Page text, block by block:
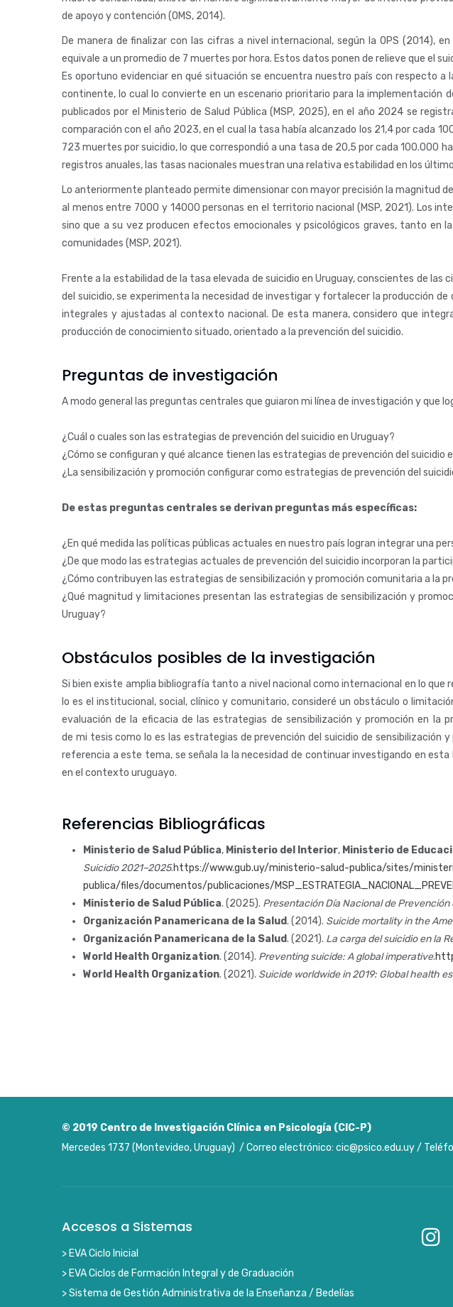
de apoyo y contención (OMS, 2014).
De manera de finalizar con las cifras a nivel internacional, según la OPS (2014),
equivale a un promedio de 7 muertes por hora. Estos datos ponen de relieve que el
Es oportuno evidenciar en qué situación se encuentra nuestro país con respecto a
continente, lo cual lo convierte en un escenario prioritario para la implementación
publicados por el Ministerio de Salud Pública (MSP, 2025), en el año 2024 se
comparación con el año 2023, en el cual la tasa había alcanzado los 21,4 por cada
723 muertes por suicidio, lo que correspondió a una tasa de 20,5 por cada 100.000
registros anuales, las tasas nacionales muestran una relativa estabilidad en los
Lo anteriormente planteado permite dimensionar con mayor precisión la magnitud
al menos entre 7000 y 14000 personas en el territorio nacional (MSP, 2021). Los
sino que a su vez producen efectos emocionales y psicológicos graves, tanto en
comunidades (MSP, 2021).
Frente a la estabilidad de la tasa elevada de suicidio en Uruguay, conscientes de
del suicidio, se experimenta la necesidad de investigar y fortalecer la producción
integrales y ajustadas al contexto nacional. De esta manera, considero que
producción de conocimiento situado, orientado a la prevención del suicidio.
Preguntas de investigación
A modo general las preguntas centrales que guiaron mi línea de investigación y
¿Cuál o cuales son las estrategias de prevención del suicidio en Uruguay?
¿Cómo se configuran y qué alcance tienen las estrategias de prevención del
¿La sensibilización y promoción configurar como estrategias de prevención del
De estas preguntas centrales se derivan preguntas más específicas:
¿En qué medida las políticas públicas actuales en nuestro país logran integrar una
¿De que modo las estrategias actuales de prevención del suicidio incorporan la
¿Cómo contribuyen las estrategias de sensibilización y promoción comunitaria a la
¿Qué magnitud y limitaciones presentan las estrategias de sensibilización y
Uruguay?
Obstáculos posibles de la investigación
Si bien existe amplia bibliografía tanto a nivel nacional como internacional en lo
lo es el institucional, social, clínico y comunitario, consideré un obstáculo o
evaluación de la eficacia de las estrategias de sensibilización y promoción en la
de mi tesis como lo es las estrategias de prevención del suicidio de sensibilización
referencia a este tema, se señala la la necesidad de continuar investigando en
en el contexto uruguayo.
Referencias Bibliográficas
Ministerio de Salud Pública, Ministerio del Interior, Ministerio de
Suicidio 2021–2025.https://www.gub.uy/ministerio-salud-publica/sites/
publica/files/documentos/publicaciones/
Ministerio de Salud Pública. (2025). Presentación Día Nacional de Prevención
Organización Panamericana de la Salud. (2014). Suicide mortality in the
Organización Panamericana de la Salud. (2021). La carga del suicidio en la
World Health Organization. (2014). Preventing suicide: A global imperative.
World Health Organization. (2021). Suicide worldwide in 2019: Global health
© 2019 Centro de Investigación Clínica en Psicología (CIC-P)
Mercedes 1737 (Montevideo, Uruguay) / Correo electrónico: cic@psico.edu.uy /
Accesos a Sistemas
> EVA Ciclo Inicial
> EVA Ciclos de Formación Integral y de Graduación
> Sistema de Gestión Administrativa de la Enseñanza / Bedelías